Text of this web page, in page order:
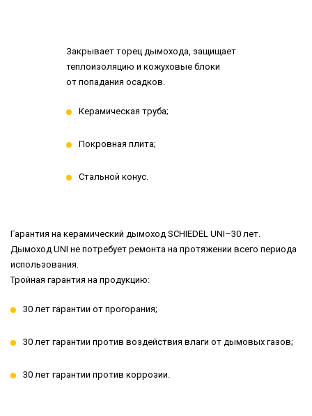
Закрывает торец дымохода, защищает
теплоизоляцию и кожуховые блоки
от попадания осадков.
Керамическая труба;
Покровная плита;
Стальной конус.
Гарантия на керамический дымоход SCHIEDEL UNI–30 лет.
Дымоход UNI не потребует ремонта на протяжении всего периода
использования.
Тройная гарантия на продукцию:
30 лет гарантии от прогорания;
30 лет гарантии против воздействия влаги от дымовых газов;
30 лет гарантии против коррозии.